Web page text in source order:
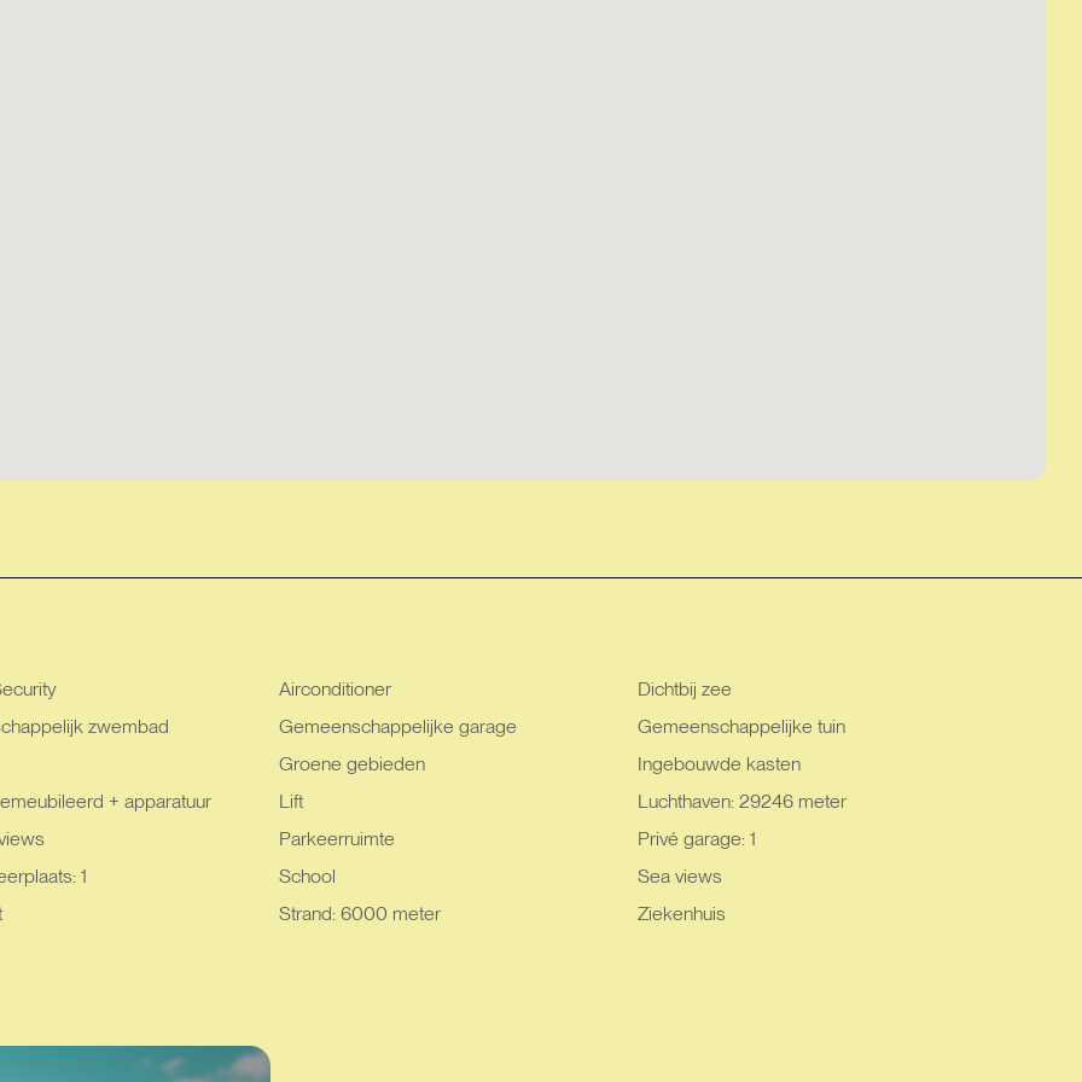
Airconditioner
Dichtbij zee
zwembad
Gemeenschappelijke garage
Gemeenschappelijke tuin
Groene gebieden
Ingebouwde kasten
+ apparatuur
Lift
Luchthaven: 29246 meter
Parkeerruimte
Privé garage: 1
1
School
Sea views
Strand: 6000 meter Ziekenhuis